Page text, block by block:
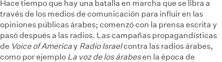
Hace tiempo que hay una batalla en marcha que se libra a
través de los medios de comunicación para influir en las
opiniones públicas árabes; comenzó con la prensa escrita y
pasó después a las radios. Las campañas propagandísticas
de Voice of Americay Radio Israelcontra las radios árabes,
como por ejemplo La voz de los árabesen la época de